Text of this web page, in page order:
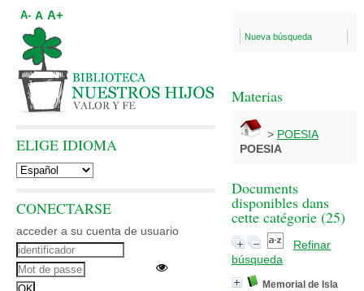
Nueva búsqueda
Materias
> POESIA
POESIA
Documents
disponibles dans
cette catégorie (25)
Refinar
búsqueda
Memorial de Isla
A- A A+
ELIGE IDIOMA
CONECTARSE
acceder a su cuenta de usuario